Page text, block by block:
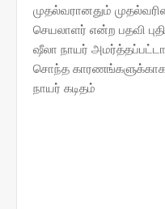
முதல்வரானதும் முதல்வரின்
செயலாளர் என்ற பதவி
ஷீலா நாயர்
சொந்த காரணங்களுக்காக
நாயர் கடிதம்